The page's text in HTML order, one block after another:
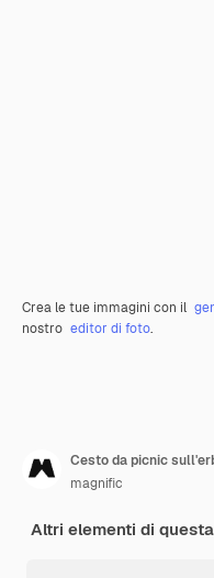
Crea le tue immagini con il
nostro editor di foto.
Cesto da picnic
magnific
Altri elementi di